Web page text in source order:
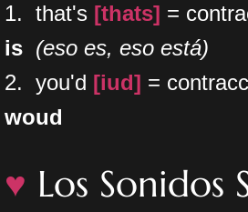
1. that's [thats] =
is (eso es, eso está)
2. you'd [iud] =
woud
♥ Los Sonidos